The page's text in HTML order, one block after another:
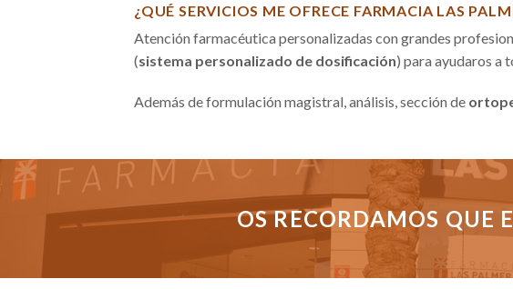
¿QUÉ SERVICIOS ME OFRECE FARMACIA LAS
Atención farmacéutica personalizadas con grandes
(sistema personalizado de dosificación) para ayudaros a
Además de formulación magistral, análisis, sección de
OS RECORDAMOS QUE